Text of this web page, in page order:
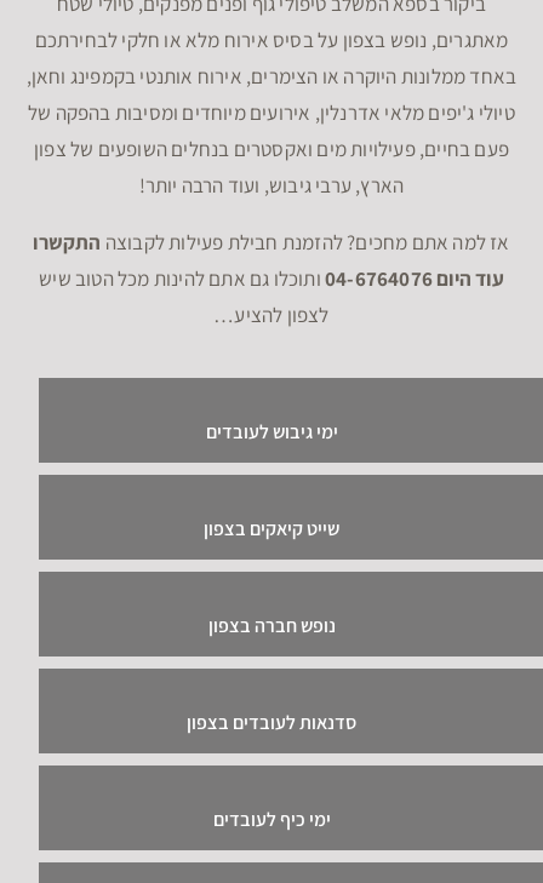
מאתגרים, נופש בצפון על בסיס אירוח מלא או חלקי לבחירתכם
באחד ממלונות היוקרה או הצימרים, אירוח אותנטי בקמפינג וחאן,
טיולי ג'יפים מלאי אדרנלין, אירועים מיוחדים ומסיבות בהפקה של
פעם בחיים, פעילויות מים ואקסטרים בנחלים השופעים של צפון
הארץ, ערבי גיבוש, ועוד הרבה יותר!
אז למה אתם מחכים? להזמנת חבילת פעילות לקבוצה התקשרו
עוד היום 04-6764076
ותוכלו גם אתם להינות מכל הטוב שיש
לצפון להציע…
ימי גיבוש לעובדים
שייט קיאקים בצפון
נופש חברה בצפון
סדנאות לעובדים בצפון
ימי כיף לעובדים